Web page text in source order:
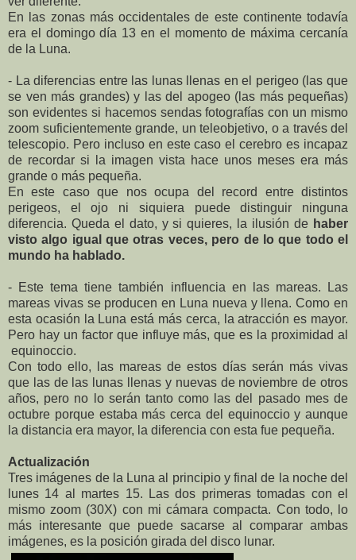
En las zonas más occidentales de este continente todavía
era el domingo día 13 en el momento de máxima cercanía
de la Luna.
- La diferencias entre las lunas llenas en el perigeo (las que
se ven más grandes) y las del apogeo (las más pequeñas)
son evidentes si hacemos sendas fotografías con un mismo
zoom suficientemente grande, un teleobjetivo, o a través del
telescopio. Pero incluso en este caso el cerebro es incapaz
de recordar si la imagen vista hace unos meses era más
grande o más pequeña.
En este caso que nos ocupa del record entre distintos
perigeos, el ojo ni siquiera puede distinguir ninguna
diferencia. Queda el dato, y si quieres, la ilusión de haber
visto algo igual que otras veces, pero de lo que todo el
mundo ha hablado.
- Este tema tiene también influencia en las mareas. Las
mareas vivas se producen en Luna nueva y llena. Como en
esta ocasión la Luna está más cerca, la atracción es mayor.
Pero hay un factor que influye más, que es la proximidad al
equinoccio.
Con todo ello, las mareas de estos días serán más vivas
que las de las lunas llenas y nuevas de noviembre de otros
años, pero no lo serán tanto como las del pasado mes de
octubre porque estaba más cerca del equinoccio y aunque
la distancia era mayor, la diferencia con esta fue pequeña.
Actualización
Tres imágenes de la Luna al principio y final de la noche del
lunes 14 al martes 15. Las dos primeras tomadas con el
mismo zoom (30X) con mi cámara compacta. Con todo, lo
más interesante que puede sacarse al comparar ambas
imágenes, es la posición girada del disco lunar.